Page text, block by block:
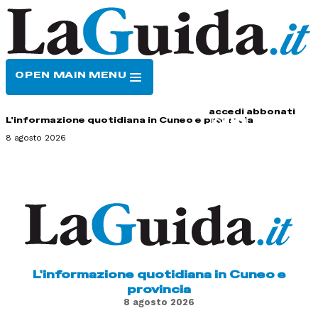
OPEN MAIN MENU
accedi abbonati
L'informazione quotidiana in Cuneo e provincia
8 agosto 2026
L'informazione quotidiana in Cuneo e
provincia
8 agosto 2026